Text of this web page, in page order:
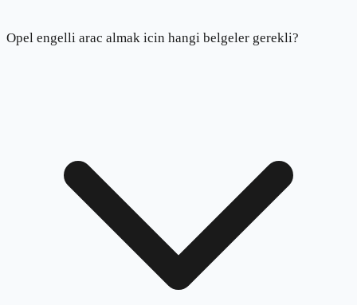
Opel engelli arac almak icin hangi belgeler gerekli?